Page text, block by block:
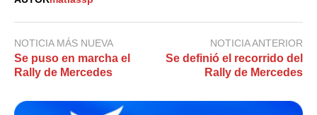
NOTICIA MÁS NUEVA
Se puso en marcha el
Rally de Mercedes
NOTICIA ANTERIOR
Se definió el recorrido del
Rally de Mercedes